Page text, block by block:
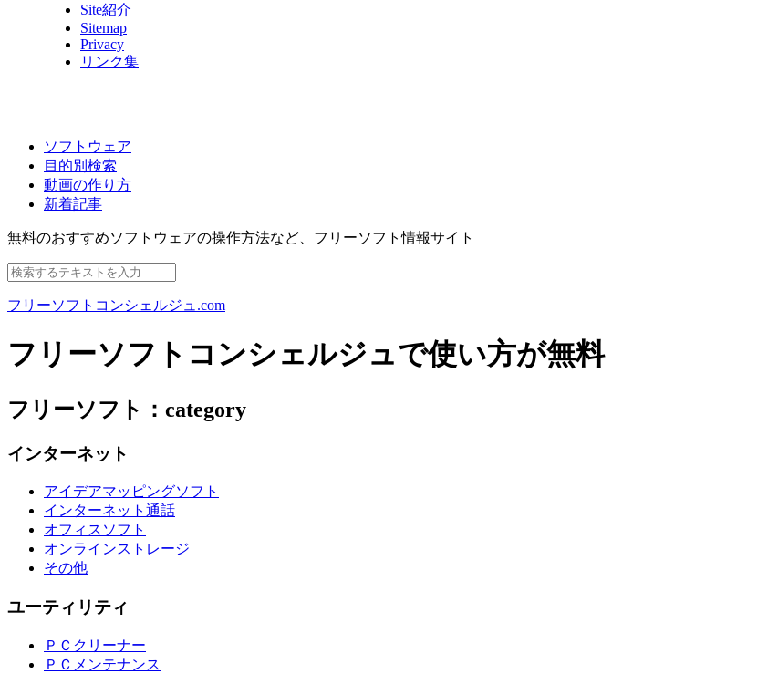
Site紹介
Sitemap
Privacy
リンク集
ソフトウェア
目的別検索
動画の作り方
新着記事
無料のおすすめソフトウェアの操作方法など、 フリーソフト情報サイト
フリーソフトコンシェルジュ.com
フリーソフトコンシェルジュで使い方が無料
フリーソフト：category
インターネット
アイデアマッピングソフト
インターネット通話
オフィスソフト
オンラインストレージ
その他
ユーティリティ
ＰＣクリーナー
ＰＣメンテナンス